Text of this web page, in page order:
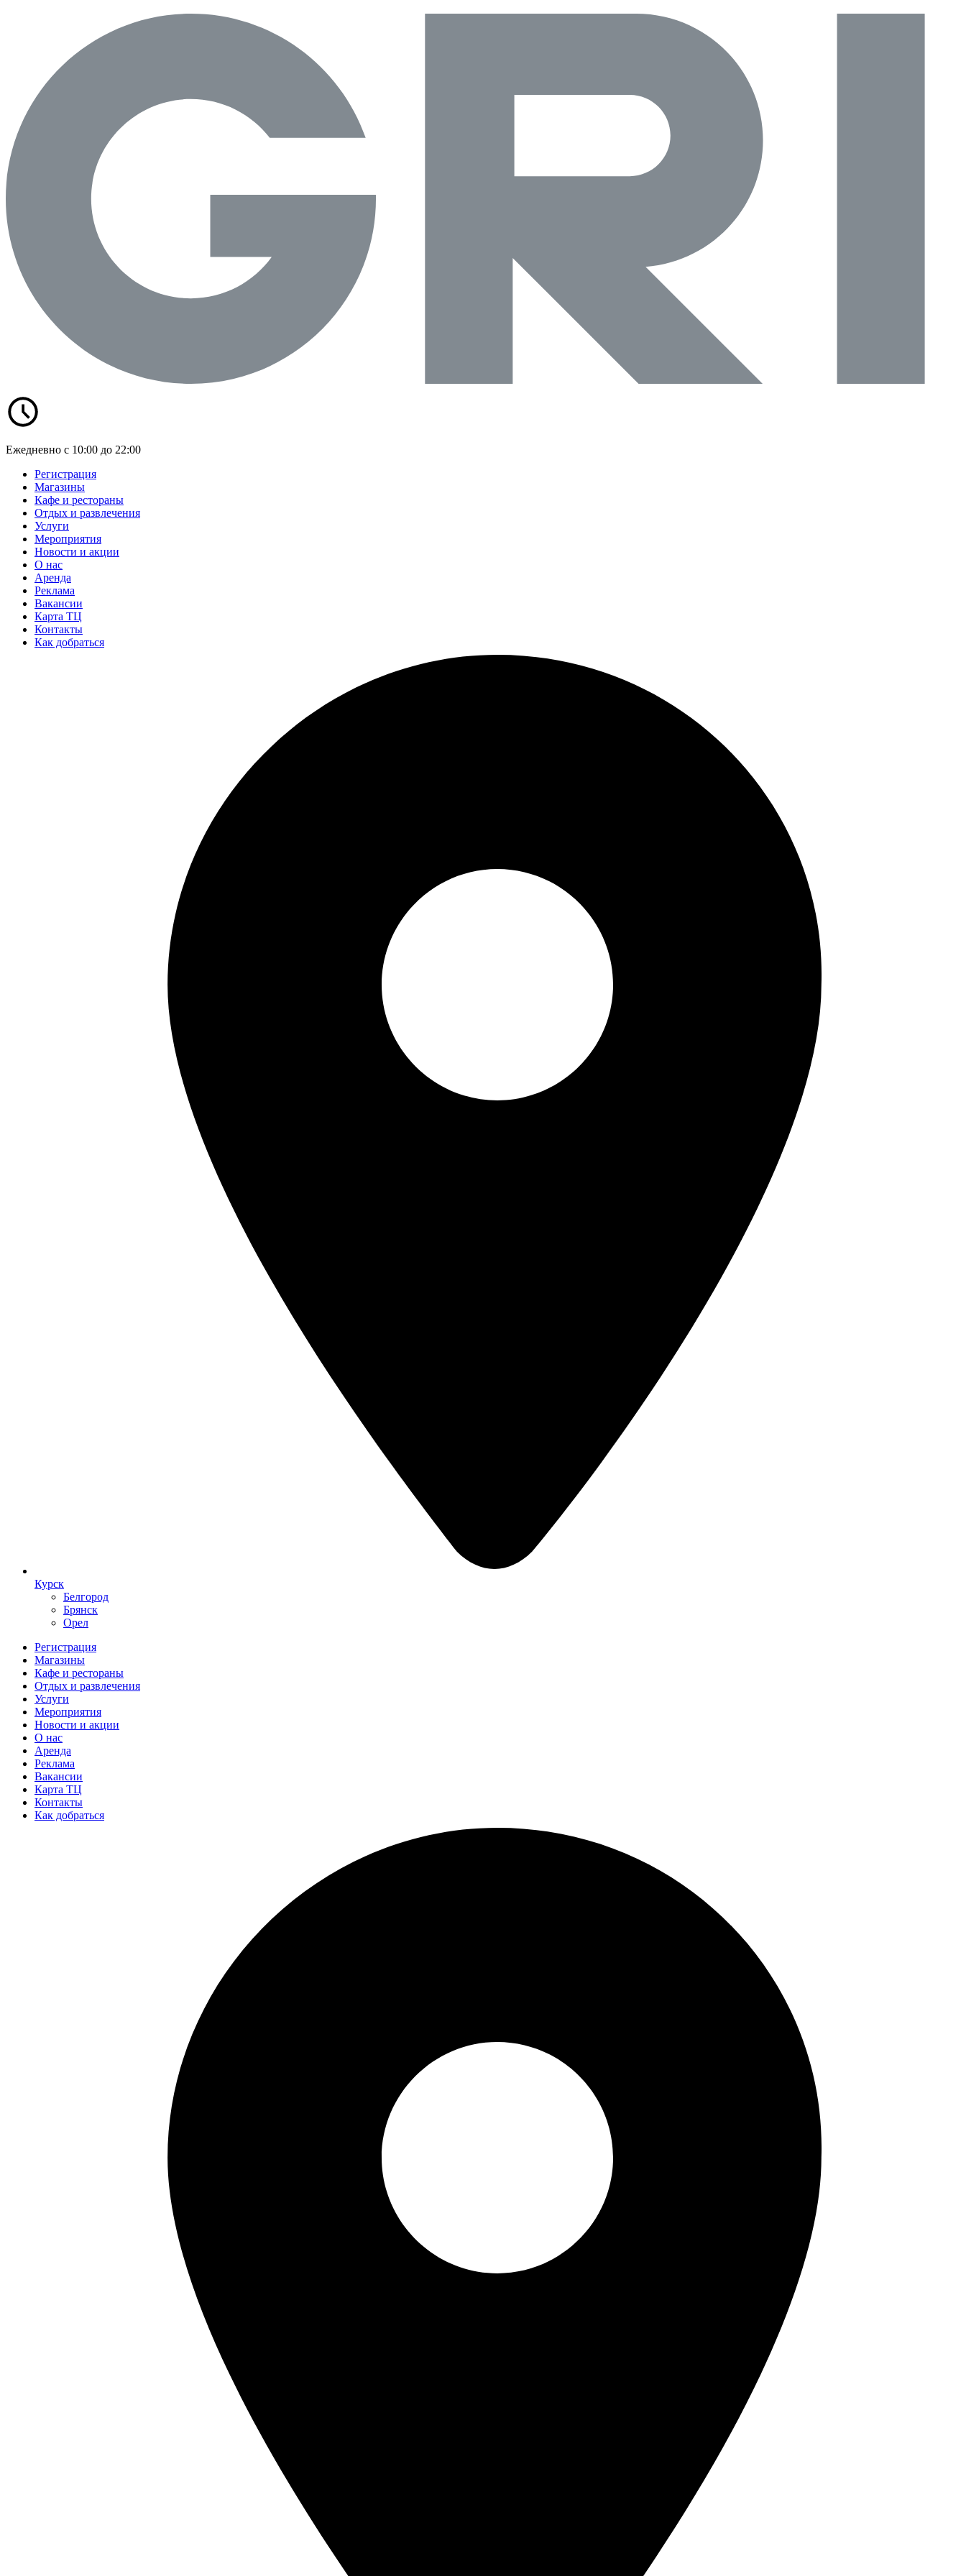
Ежедневно с 10:00 до 22:00
Регистрация
Магазины
Кафе и рестораны
Отдых и развлечения
Услуги
Мероприятия
Новости и акции
О нас
Аренда
Реклама
Вакансии
Карта ТЦ
Контакты
Как добраться
Курск
Белгород
Брянск
Орел
Регистрация
Магазины
Кафе и рестораны
Отдых и развлечения
Услуги
Мероприятия
Новости и акции
О нас
Аренда
Реклама
Вакансии
Карта ТЦ
Контакты
Как добраться